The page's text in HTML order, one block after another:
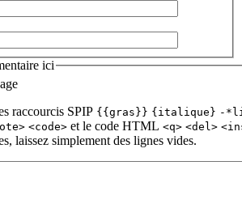
ici
raccourcis SPIP {{gras}} {italique} -
<code> et le code HTML <q> <del>
laissez simplement des lignes vides.